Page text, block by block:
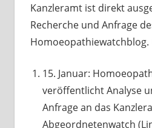
Kanzleramt ist direkt
Recherche und Anfrage
Homoeopathiewatchblog.
15. Januar:
veröffentlicht Analyse
Anfrage an das
Abgeordnetenwatch